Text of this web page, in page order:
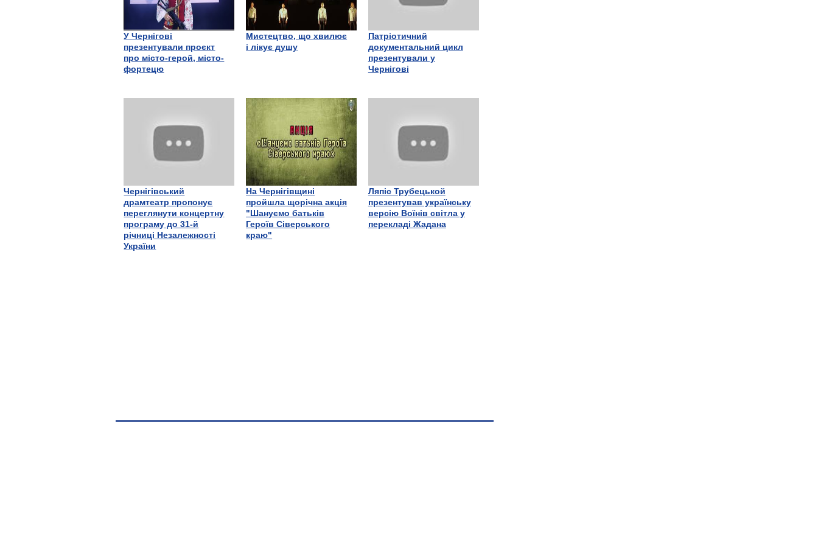
У Чернігові
презентували проєкт
про місто-герой, місто-
фортецю
Мистецтво, що хвилює
і лікує душу
Патріотичний
документальний цикл
презентували у
Чернігові
Чернігівський
драмтеатр пропонує
переглянути концертну
програму до 31-й
річниці Незалежності
України
На Чернігівщині
пройшла щорічна акція
"Шануємо батьків
Героїв Сіверського
краю"
Ляпіс Трубецькой
презентував українську
версію Воїнів світла у
перекладі Жадана